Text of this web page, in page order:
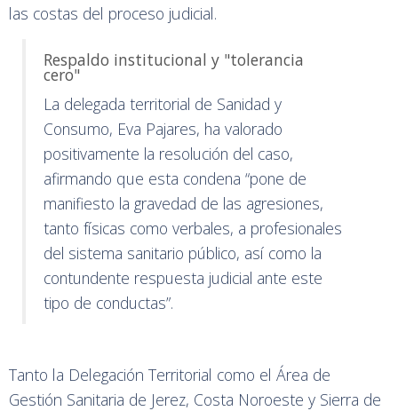
las costas del proceso judicial.
Respaldo institucional y "tolerancia
cero"
La delegada territorial de Sanidad y
Consumo, Eva Pajares, ha valorado
positivamente la resolución del caso,
afirmando que esta condena “pone de
manifiesto la gravedad de las agresiones,
tanto físicas como verbales, a profesionales
del sistema sanitario público, así como la
contundente respuesta judicial ante este
tipo de conductas”.
Tanto la Delegación Territorial como el Área de
Gestión Sanitaria de Jerez, Costa Noroeste y Sierra de